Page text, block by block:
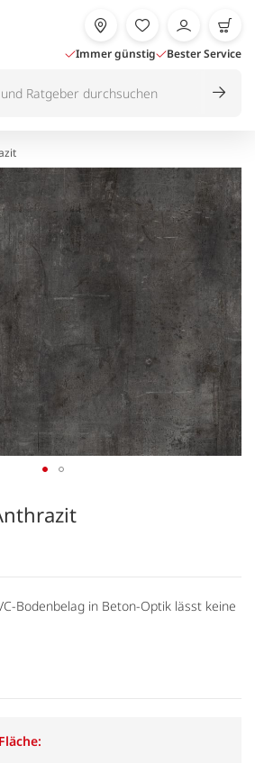
Immer günstig Bester Service
Bodenbelag in Beton-Optik lässt keine